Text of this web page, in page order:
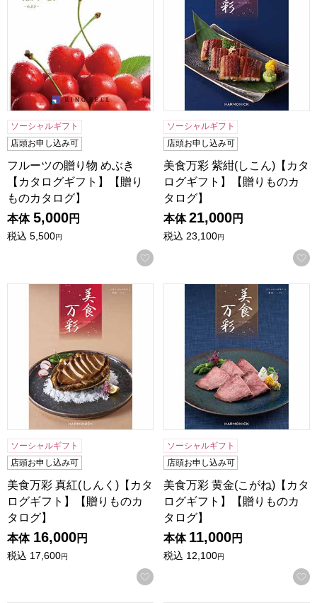
ソーシャルギフト
店頭お申し込み可
フルーツの贈り物 めぶき
【カタログギフト】【贈り
ものカタログ】
本体 5,000円
税込 5,500円
お気に入りに登録する
ソーシャルギフト
店頭お申し込み可
美食万彩 紫紺(しこん)【カタ
ログギフト】【贈りものカ
タログ】
本体 21,000円
税込 23,100円
美食万彩 真紅(しんく)【カタログギフト】【贈りものカタロ
ソーシャルギフト
店頭お申し込み可
美食万彩 真紅(しんく)【カタ
ログギフト】【贈りものカ
タログ】
本体 16,000円
税込 17,600円
お気に入りに登録する
美食万彩 黄金(こがね)【カ
ソーシャルギフト
店頭お申し込み可
美食万彩 黄金(こがね)【カタ
ログギフト】【贈りものカ
タログ】
本体 11,000円
税込 12,100円